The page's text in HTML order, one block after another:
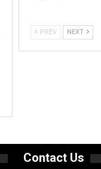
PREV NEXT
Contact Us